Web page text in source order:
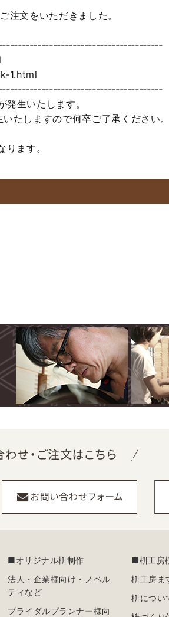
文をいただきました。
1.html
生いたします。
たしますので何卒ご了承ください
ます。
■オリジナル枡制作
法人・企業様向け・ノベル
ティなど
ブライダルプランナー様向
■枡工房
枡工房ま
枡につい